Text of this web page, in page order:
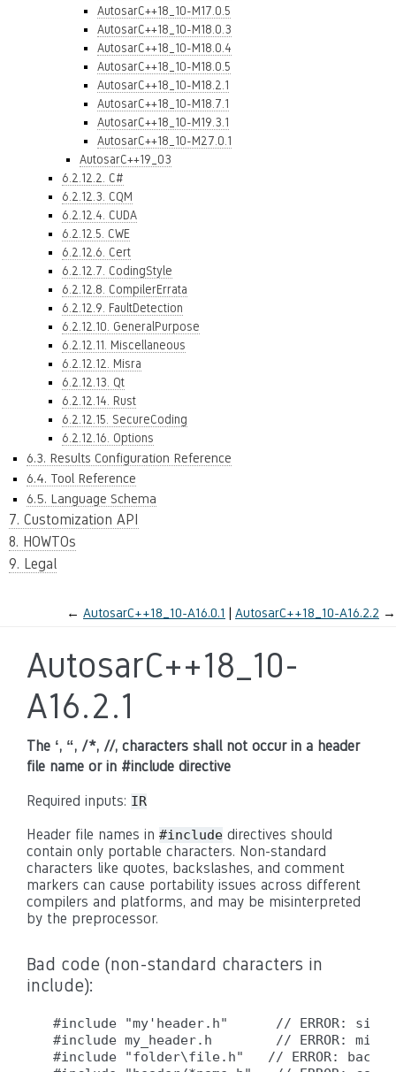
AutosarC++18_10-M17.0.5
AutosarC++18_10-M18.0.3
AutosarC++18_10-M18.0.4
AutosarC++18_10-M18.0.5
AutosarC++18_10-M18.2.1
AutosarC++18_10-M18.7.1
AutosarC++18_10-M19.3.1
AutosarC++18_10-M27.0.1
AutosarC++19_03
6.2.12.2. C#
6.2.12.3. CQM
6.2.12.4. CUDA
6.2.12.5. CWE
6.2.12.6. Cert
6.2.12.7. CodingStyle
6.2.12.8. CompilerErrata
6.2.12.9. FaultDetection
6.2.12.10. GeneralPurpose
6.2.12.11. Miscellaneous
6.2.12.12. Misra
6.2.12.13. Qt
6.2.12.14. Rust
6.2.12.15. SecureCoding
6.2.12.16. Options
6.3. Results Configuration Reference
6.4. Tool Reference
6.5. Language Schema
7. Customization API
8. HOWTOs
9. Legal
← AutosarC++18_10-A16.0.1 AutosarC++18_10-A16.2.2 →
AutosarC++18_10-
A16.2.1
The ‘, “, /*, //, characters shall not occur in a header
file name or in #include directive
Required inputs: IR
Header file names in #include directives should
contain only portable characters. Non-standard
characters like quotes, backslashes, and comment
markers can cause portability issues across different
compilers and platforms, and may be misinterpreted
by the preprocessor.
Bad code (non-standard characters in
include):
#include "my'header.h"      // ERROR:
#include my_header.h        // ERROR:
#include "folder\file.h"   // ERROR: